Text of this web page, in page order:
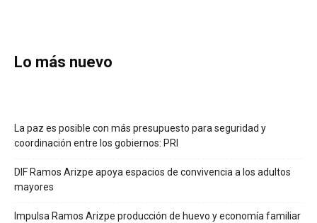
Lo más nuevo
La paz es posible con más presupuesto para seguridad y
coordinación entre los gobiernos: PRI
DIF Ramos Arizpe apoya espacios de convivencia a los adultos
mayores
Impulsa Ramos Arizpe producción de huevo y economía familiar